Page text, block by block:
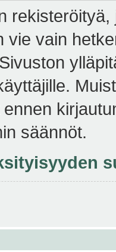
vie vain
säännöt.